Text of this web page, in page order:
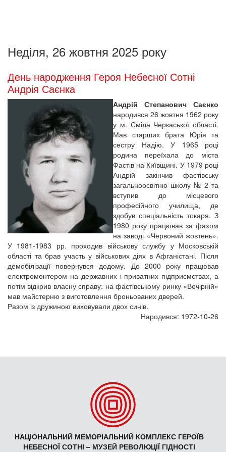
Неділя, 26 жовтня 2025 року
День народження Героя Небесної Сотні
Андрія Саєнка
Андрій Степанович Саєнко
народився 26 жовтня 1962 року
у м. Сміла Черкаської області.
Мав старших брата Юрія та
сестру Надію. У 1965 році
родина переїхала до міста
Фастів на Київщині. У 1979 році
Андрій закінчив фастівську
загальноосвітню школу № 2 та
вступив до місцевого
професійного училища, де
здобув спеціальність токаря. З
1980 року працював за фахом
на заводі «Червоний жовтень».
У 1981-1983 рр. проходив військову службу у Московській
області та брав участь у військових діях в Афганістані. Після
демобілізації повернувся додому. До 2000 року працював
електромонтером на державних і приватних підприємствах, а
потім відкрив власну справу: на фастівському ринку «Вечірній»
мав майстерню з виготовлення броньованих дверей.
Разом із дружиною виховували двох синів.
Народився: 1972-10-26
НАЦІОНАЛЬНИЙ МЕМОРІАЛЬНИЙ КОМПЛЕКС ГЕРОЇВ
НЕБЕСНОЇ СОТНІ – МУЗЕЙ РЕВОЛЮЦІЇ ГІДНОСТІ